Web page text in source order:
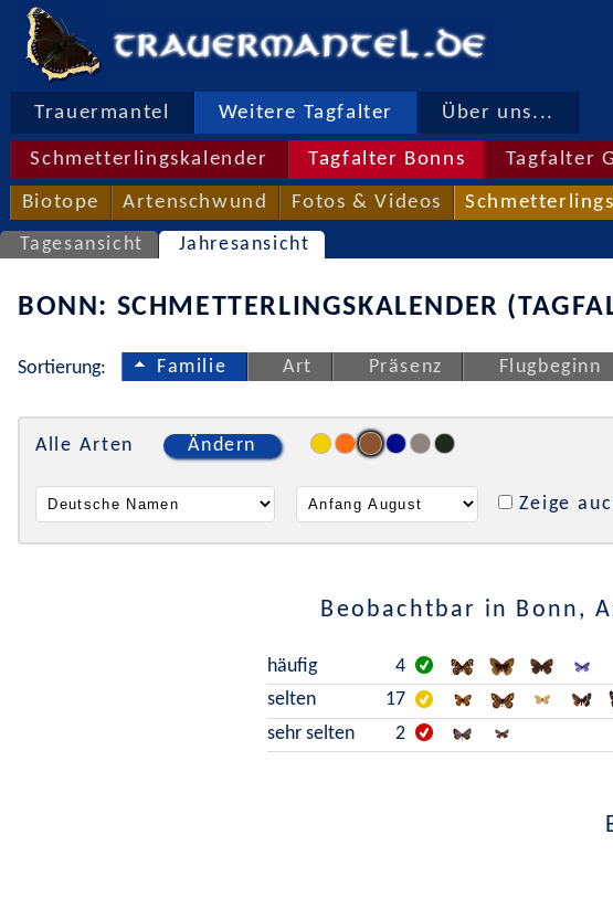
Trauermantel Weitere Tagfalter Über uns...
Schmetterlingskalender Tagfalter Bonns Tagfalter
Biotope Artenschwund Fotos & Videos
Tagesansicht Jahresansicht
BONN: SCHMETTERLINGSKALENDER
Sortierung: Familie Art Präsenz Flugbeginn
Alle Arten Ändern
Zeige
Beobachtbar in Bonn,
häufig 4
selten
17
sehr selten
2